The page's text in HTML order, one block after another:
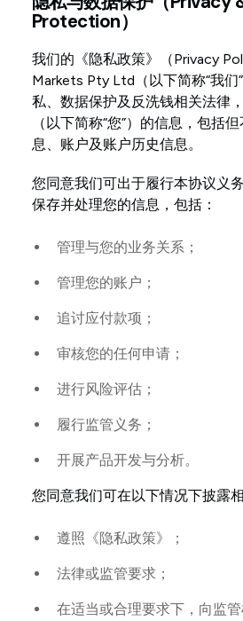
Protection）
我们的《隐私政策》（Privacy
Markets Pty Ltd（以下简称“我们
私、数据保护及反洗钱相关法律
（以下简称“您”）的信息，包括
息、账户及账户历史信息。
您同意我们可出于履行本协议义
保存并处理您的信息，包括：
管理与您的业务关系；
管理您的账户；
追讨应付款项；
审核您的任何申请；
进行风险评估；
履行监管义务；
开展产品开发与分析。
您同意我们可在以下情况下披露
遵照《隐私政策》；
法律或监管要求；
在适当或合理要求下，向监